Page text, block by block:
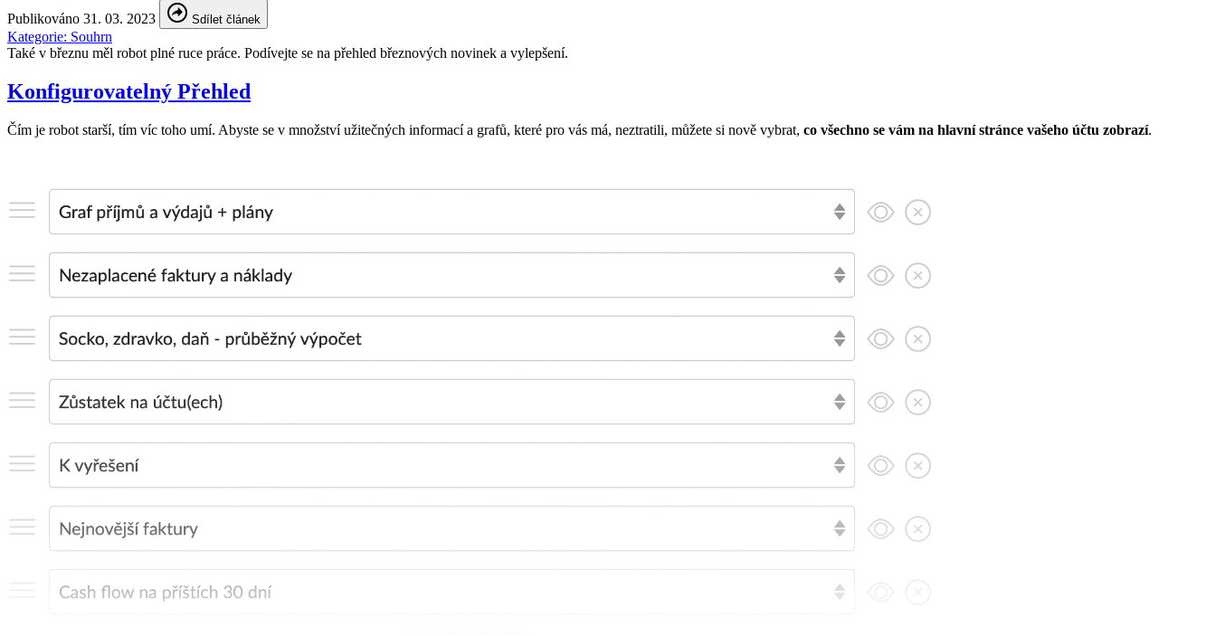
Publikováno 31. 03. 2023 Sdílet článek
Kategorie: Souhrn
Také v březnu měl robot plné ruce práce. Podívejte se na přehled březnových novinek a vylepšení.
Konfigurovatelný Přehled
Čím je robot starší, tím víc toho umí. Abyste se v množství užitečných informací a grafů, které pro vás má, neztratili, můžete si nově vybrat, co všechno se vám na hlavní stránce vašeho účtu zobrazí.